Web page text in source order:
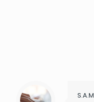
S.A.M